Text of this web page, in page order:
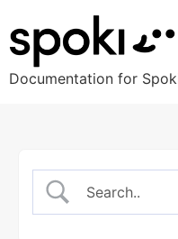
Documentation for